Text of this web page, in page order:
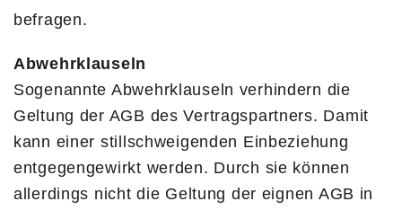
befragen.
Abwehrklauseln
Sogenannte Abwehrklauseln verhindern die
Geltung der AGB des Vertragspartners. Damit
kann einer stillschweigenden Einbeziehung
entgegengewirkt werden. Durch sie können
allerdings nicht die Geltung der eignen AGB in